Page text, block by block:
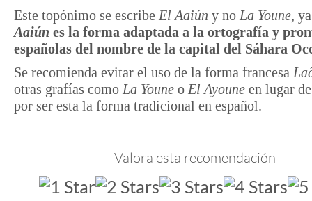
Este topónimo se escribe El Aaiún y no La Youne,
Aaiún es la forma adaptada a la ortografía y
españolas del nombre de la capital del Sáhara
Se recomienda evitar el uso de la forma francesa
otras grafías como La Youne o El Ayoune en lugar
por ser esta la forma tradicional en español.
Valora esta recomendación